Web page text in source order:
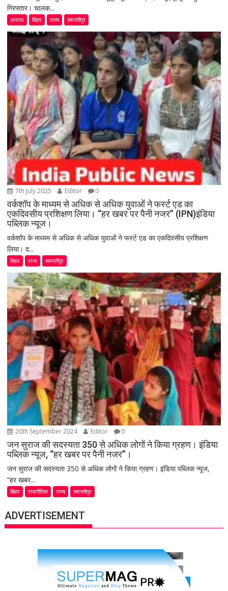
गिरफ्तार। चालक...
अपराध बिहार राज्य समस्तीपुर
7th July 2025 Editor 0
वर्कशॉप के माध्यम से अधिक से अधिक युवाओं ने फर्स्ट एड का
एकदिवसीय प्रशिक्षण लिया। “हर खबर पर पैनी नजर” (IPN)इंडिया
पब्लिक न्यूज।
वर्कशॉप के माध्यम से अधिक से अधिक युवाओं ने फर्स्ट एड का एकदिवसीय प्रशिक्षण
लिया। द...
बिहार राज्य समस्तीपुर
20th September 2024 Editor 0
जन सुराज की सदस्यता 350 से अधिक लोगों ने किया ग्रहण। इंडिया
पब्लिक न्यूज, “हर खबर पर पैनी नजर”।
जन सुराज की सदस्यता 350 से अधिक लोगों ने किया ग्रहण। इंडिया पब्लिक न्यूज,
“हर खबर...
बिहार राजनीतिक राज्य समस्तीपुर
ADVERTISEMENT